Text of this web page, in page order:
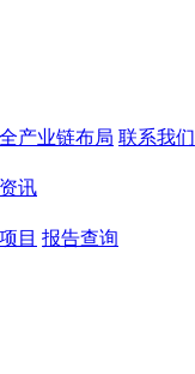
全产业链布局 联系我们
讯
目 报告查询